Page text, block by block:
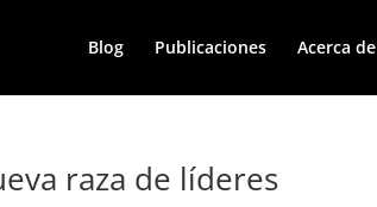
Blog Publicaciones Acerca de
raza de líderes